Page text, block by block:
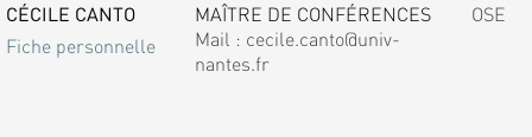
CÉCILE CANTO
Fiche personnelle
MAÎTRE DE CONFÉRENCES
Mail : cecile.canto@univ-
nantes.fr
OSE